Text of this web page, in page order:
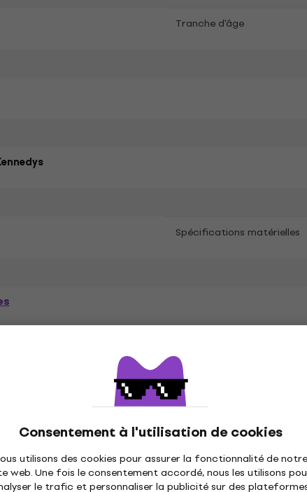
Consentement à l'utilisation de cookies
utilisons des cookies pour assurer la fonctionnalité de notre
web. Une fois le consentement accordé, nous les utilisons
le trafic et personnaliser la publicité sur des
Tranche d'âge
Spécifications matérielles
Disques vinyles Casquettes musique